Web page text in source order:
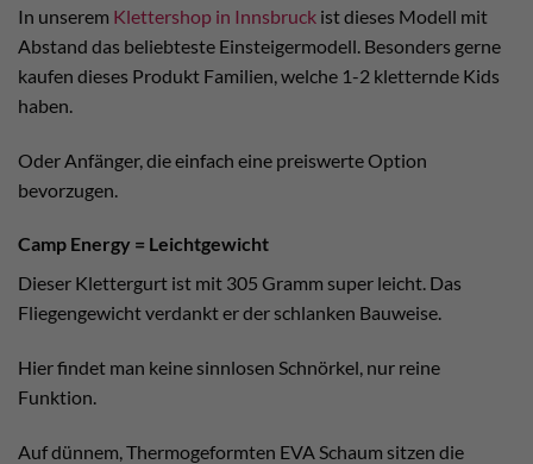
In unserem Klettershop in Innsbruck ist dieses Modell mit
Abstand das beliebteste Einsteigermodell. Besonders gerne
kaufen dieses Produkt Familien, welche 1-2 kletternde Kids
haben.
Oder Anfänger, die einfach eine preiswerte Option
bevorzugen.
Camp Energy = Leichtgewicht
Dieser Klettergurt ist mit 305 Gramm super leicht. Das
Fliegengewicht verdankt er der schlanken Bauweise.
Hier findet man keine sinnlosen Schnörkel, nur reine
Funktion.
Auf dünnem, Thermogeformten EVA Schaum sitzen die